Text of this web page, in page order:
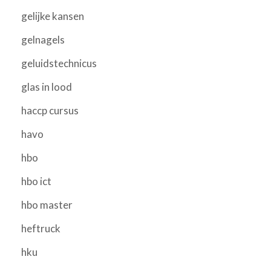
gelijke kansen
gelnagels
geluidstechnicus
glas in lood
haccp cursus
havo
hbo
hbo ict
hbo master
heftruck
hku